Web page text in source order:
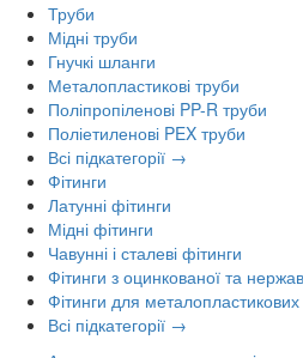
Труби
Мідні труби
Гнучкі шланги
Металопластикові труби
Поліпропіленові PP-R труби
Поліетиленові PEX труби
Всі підкатегорії →
Фітинги
Латунні фітинги
Мідні фітинги
Чавунні і сталеві фітинги
Фітинги з оцинкованої та
Фітинги для
Всі підкатегорії →